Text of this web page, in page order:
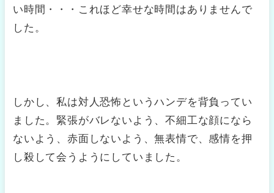
い時間・・・これほど幸せな時間はありませんで
した。
しかし、私は対人恐怖というハンデを背負ってい
ました。緊張がバレないよう、不細工な顔になら
ないよう、赤面しないよう、無表情で、感情を押
し殺して会うようにしていました。